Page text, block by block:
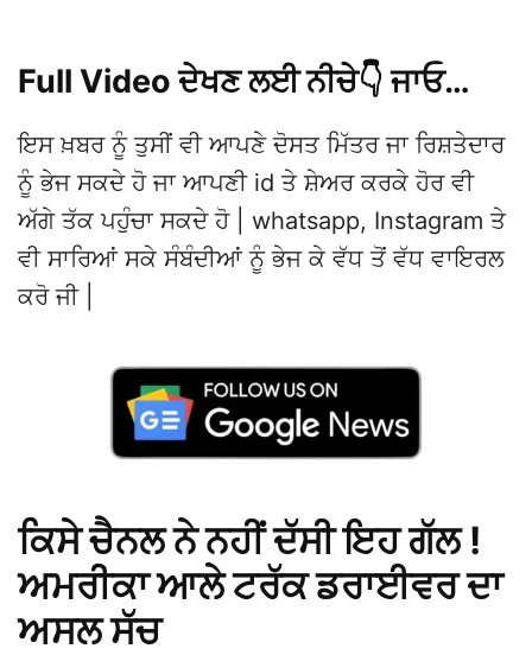
Full Video ਦੇਖਣ ਲਈ ਨੀਚੇ👇 ਜਾਓ…
ਇਸ ਖ਼ਬਰ ਨੂੰ ਤੁਸੀਂ ਵੀ ਆਪਣੇ ਦੋਸਤ ਮਿੱਤਰ ਜਾ ਰਿਸ਼ਤੇਦਾਰ
ਨੂੰ ਭੇਜ ਸਕਦੇ ਹੋ ਜਾ ਆਪਣੀ id ਤੇ ਸ਼ੇਅਰ ਕਰਕੇ ਹੋਰ ਵੀ
ਅੱਗੇ ਤੱਕ ਪਹੁੰਚਾ ਸਕਦੇ ਹੋ | whatsapp, Instagram ਤੇ
ਵੀ ਸਾਰਿਆਂ ਸਕੇ ਸੰਬੰਦੀਆਂ ਨੂੰ ਭੇਜ ਕੇ ਵੱਧ ਤੋਂ ਵੱਧ ਵਾਇਰਲ
ਕਰੋ ਜੀ |
ਕਿਸੇ ਚੈਨਲ ਨੇ ਨਹੀਂ ਦੱਸੀ ਇਹ ਗੱਲ !
ਅਮਰੀਕਾ ਆਲੇ ਟਰੱਕ ਡਰਾਈਵਰ ਦਾ
ਅਸਲ ਸੱਚ